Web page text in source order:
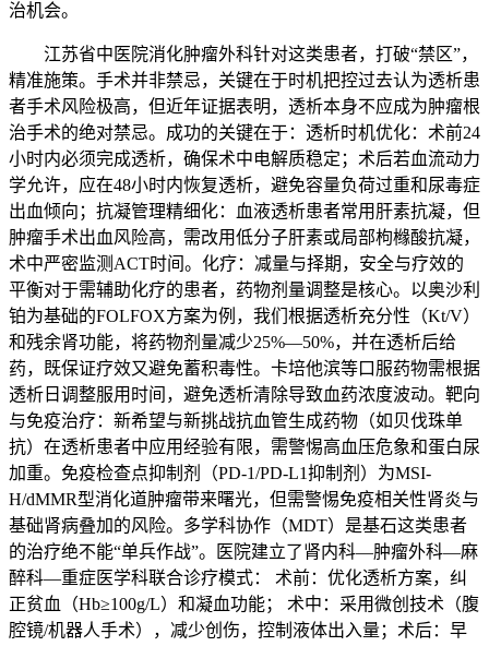
治机会。
江苏省中医院消化肿瘤外科针对这类患者，打破“禁区”，
精准施策。手术并非禁忌，关键在于时机把控过去认为透析患
者手术风险极高，但近年证据表明，透析本身不应成为肿瘤根
治手术的绝对禁忌。成功的关键在于：透析时机优化：术前24
小时内必须完成透析，确保术中电解质稳定；术后若血流动力
学允许，应在48小时内恢复透析，避免容量负荷过重和尿毒症
出血倾向；抗凝管理精细化：血液透析患者常用肝素抗凝，但
肿瘤手术出血风险高，需改用低分子肝素或局部枸橼酸抗凝，
术中严密监测ACT时间。化疗：减量与择期，安全与疗效的
平衡对于需辅助化疗的患者，药物剂量调整是核心。以奥沙利
铂为基础的FOLFOX方案为例，我们根据透析充分性（Kt/V）
和残余肾功能，将药物剂量减少25%—50%，并在透析后给
药，既保证疗效又避免蓄积毒性。卡培他滨等口服药物需根据
透析日调整服用时间，避免透析清除导致血药浓度波动。靶向
与免疫治疗：新希望与新挑战抗血管生成药物（如贝伐珠单
抗）在透析患者中应用经验有限，需警惕高血压危象和蛋白尿
加重。免疫检查点抑制剂（PD-1/PD-L1抑制剂）为MSI-
H/dMMR型消化道肿瘤带来曙光，但需警惕免疫相关性肾炎与
基础肾病叠加的风险。多学科协作（MDT）是基石这类患者
的治疗绝不能“单兵作战”。医院建立了肾内科—肿瘤外科—麻
醉科—重症医学科联合诊疗模式： 术前：优化透析方案，纠
正贫血（Hb≥100g/L）和凝血功能； 术中：采用微创技术（腹
腔镜/机器人手术），减少创伤，控制液体出入量；术后：早